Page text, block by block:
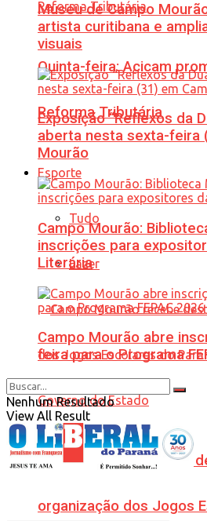
Quinta-feira: Acicam
Reforma Tributária
Esporte
Tudo
Lazer
Campo Mourão recebe
organização dos Jogos
Museu de Campo
artista curitibana e
visuais
Exposição “Reflexos da
aberta nesta sexta-feira
Mourão
Campo Mourão:
inscrições para
Literária
Campo Mourão abre
feira para o Programa
Nenhum Resultado
View All Result